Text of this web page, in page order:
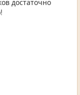
достаточно